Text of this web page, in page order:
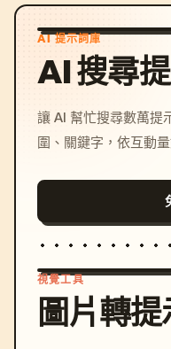
AI 提示詞庫
AI 搜尋
讓 AI 幫忙搜尋數萬提
圍、關鍵字，依互動
視覺工具
圖片轉